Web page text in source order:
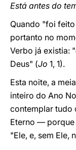
Está antes do
Quando "foi
portanto no
Verbo já existia:
Deus" (Jo 1, 1).
Esta noite, a
inteiro do Ano
contemplar tudo
Eterno — porque
"Ele, e, sem Ele,